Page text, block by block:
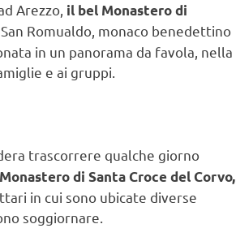
Arezzo, il bel Monastero di
Romualdo, monaco benedettino
in un panorama da favola, nella
e ai gruppi.
trascorrere qualche giorno
Monastero di Santa Croce del Corvo,
in cui sono ubicate diverse
soggiornare.